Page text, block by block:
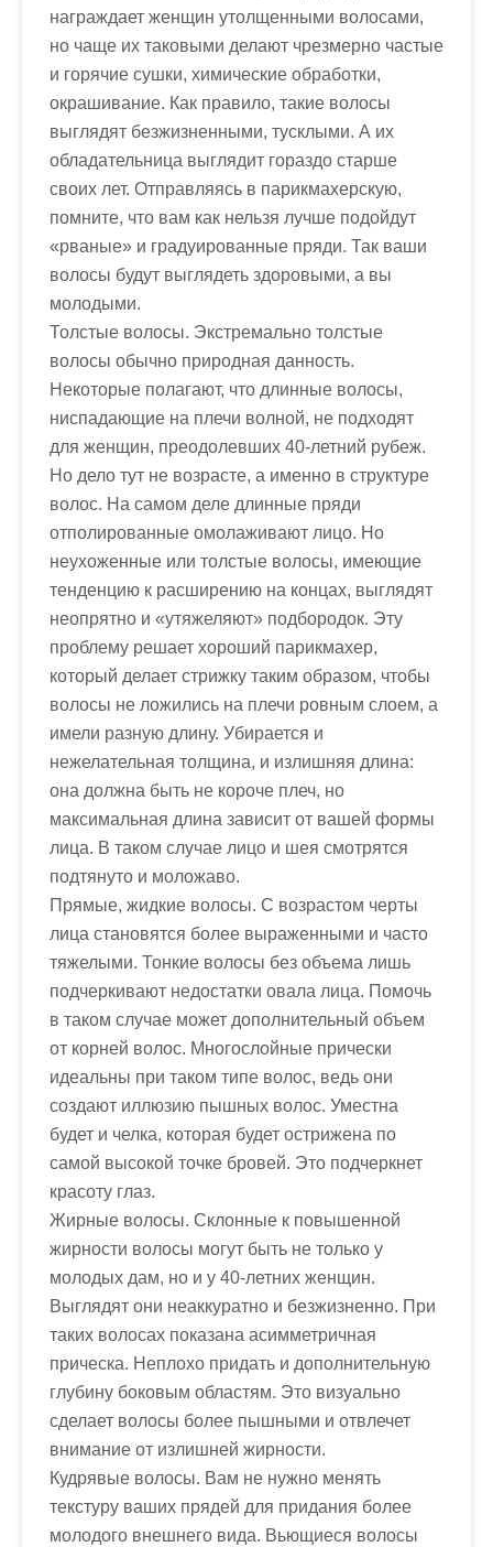
награждает женщин утолщенными волосами,
но чаще их таковыми делают чрезмерно частые
и горячие сушки, химические обработки,
окрашивание. Как правило, такие волосы
выглядят безжизненными, тусклыми. А их
обладательница выглядит гораздо старше
своих лет. Отправляясь в парикмахерскую,
помните, что вам как нельзя лучше подойдут
«рваные» и градуированные пряди. Так ваши
волосы будут выглядеть здоровыми, а вы
молодыми.
Толстые волосы. Экстремально толстые
волосы обычно природная данность.
Некоторые полагают, что длинные волосы,
ниспадающие на плечи волной, не подходят
для женщин, преодолевших 40-летний рубеж.
Но дело тут не возрасте, а именно в структуре
волос. На самом деле длинные пряди
отполированные омолаживают лицо. Но
неухоженные или толстые волосы, имеющие
тенденцию к расширению на концах, выглядят
неопрятно и «утяжеляют» подбородок. Эту
проблему решает хороший парикмахер,
который делает стрижку таким образом, чтобы
волосы не ложились на плечи ровным слоем, а
имели разную длину. Убирается и
нежелательная толщина, и излишняя длина:
она должна быть не короче плеч, но
максимальная длина зависит от вашей формы
лица. В таком случае лицо и шея смотрятся
подтянуто и моложаво.
Прямые, жидкие волосы. С возрастом черты
лица становятся более выраженными и часто
тяжелыми. Тонкие волосы без объема лишь
подчеркивают недостатки овала лица. Помочь
в таком случае может дополнительный объем
от корней волос. Многослойные прически
идеальны при таком типе волос, ведь они
создают иллюзию пышных волос. Уместна
будет и челка, которая будет острижена по
самой высокой точке бровей. Это подчеркнет
красоту глаз.
Жирные волосы. Склонные к повышенной
жирности волосы могут быть не только у
молодых дам, но и у 40-летних женщин.
Выглядят они неаккуратно и безжизненно. При
таких волосах показана асимметричная
прическа. Неплохо придать и дополнительную
глубину боковым областям. Это визуально
сделает волосы более пышными и отвлечет
внимание от излишней жирности.
Кудрявые волосы. Вам не нужно менять
текстуру ваших прядей для придания более
молодого внешнего вида. Вьющиеся волосы